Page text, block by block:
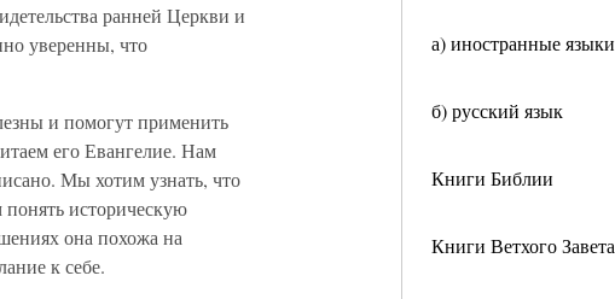
а) иностранные языки
б) русский язык
Книги Библии
Книги Ветхого Завета
ранней Церкви и
уверенны, что
и помогут применить
его Евангелие. Нам
Мы хотим узнать, что
историческую
она похожа на
к себе.